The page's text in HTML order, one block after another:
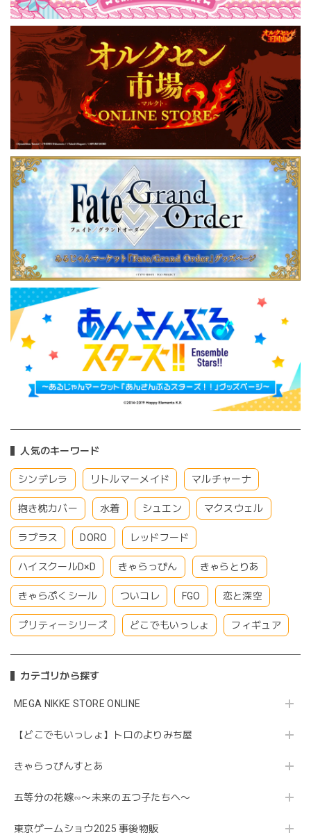
人気のキーワード
シンデレラ リトルマーメイド マルチャーナ
抱き枕カバー 水着 シュエン マクスウェル
ラプラス DORO レッドフード
ハイスクールD×D きゃらっぴん きゃらとりあ
きゃらぷくシール ついコレ FGO 恋と深空
プリティーシリーズ どこでもいっしょ フィギュア
カテゴリから探す
MEGA NIKKE STORE ONLINE
【どこでもいっしょ】トロのよりみち屋
きゃらっぴんすとあ
五等分の花嫁∽〜未来の五つ子たちへ〜
東京ゲームショウ2025 事後物販